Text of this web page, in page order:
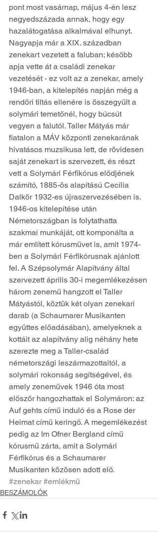
pont most vasárnap, május 4-én lesz
negyedszázada annak, hogy egy
hazalátogatása alkalmával elhunyt.
Nagyapja már a XIX. században
zenekart vezetett a faluban; később
apja vette át a családi zenekar
vezetését - ez volt az a zenekar, amely
1946-ban, a kitelepítés napján még a
rendőri tiltás ellenére is összegyűlt a
solymári temetőnél, hogy búcsút
vegyen a falutól. Taller Mátyás már
fiatalon a MÁV központi zenekarának
hivatásos muzsikusa lett, de rövidesen
saját zenekart is szervezett, és részt
vett a Solymári Férfikórus elődjének
számító, 1885-ös alapítású Cecília
Dalkör 1932-es újraszervezésében is.
1946-os kitelepítése után
Németországban is folytathatta
szakmai munkáját, ott komponálta a
már említett kórusművet is, amit 1974-
ben a Solymári Férfikórusnak ajánlott
fel. A Szépsolymár Alapítvány által
szervezett április 30-i megemlékezésen
három zenemű hangzott el Taller
Mátyástól, köztük két olyan zenekari
darab (a Schaumarer Musikanten
együttes előadásában), amelyeknek a
kottáit az alapítvány alig néhány hete
szerezte meg a Taller-család
németországi leszármazottaitól, a
solymári rokonság segítségével, és
amely zeneművek 1946 óta most
először hangozhattak el Solymáron: az
Auf gehts című induló és a Rose der
Heimat című keringő. A megemlékezést
pedig az Im Ofner Bergland című
kórusmű zárta, amit a Solymári
Férfikórus és a Schaumarer
Musikanten közösen adott elő.
#zenekar #emlékmű
BESZÁMOLÓK